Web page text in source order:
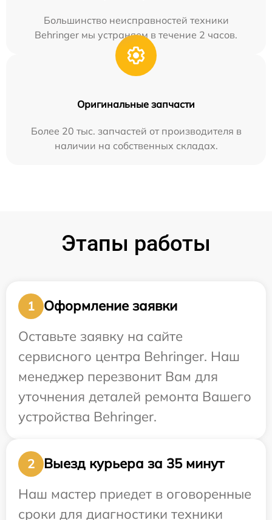
Большинство неисправностей техники
Behringer мы устраняем в течение 2 часов.
Оригинальные запчасти
Более 20 тыс. запчастей от производителя в
наличии на собственных складах.
Этапы работы
1
Оформление заявки
Оставьте заявку на сайте
сервисного центра Behringer. Наш
менеджер перезвонит Вам для
уточнения деталей ремонта Вашего
устройства Behringer.
2
Выезд курьера за 35 минут
Наш мастер приедет в оговоренные
сроки для диагностики техники